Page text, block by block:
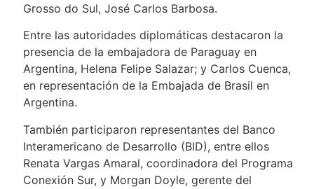
Grosso do Sul, José Carlos Barbosa.
Entre las autoridades diplomáticas destacaron la
presencia de la embajadora de Paraguay en
Argentina, Helena Felipe Salazar; y Carlos Cuenca,
en representación de la Embajada de Brasil en
Argentina.
También participaron representantes del Banco
Interamericano de Desarrollo (BID), entre ellos
Renata Vargas Amaral, coordinadora del Programa
Conexión Sur, y Morgan Doyle, gerente del